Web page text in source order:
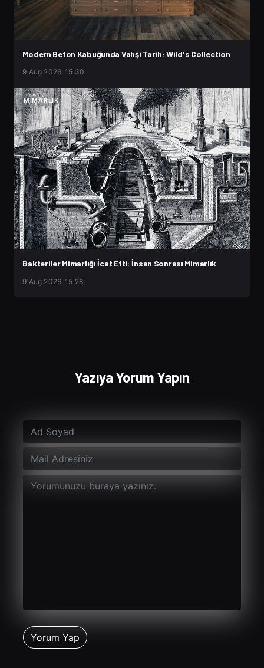
Modern Beton Kabuğunda Vahşi Tarih: Wild's Collection
9 Aug 2026, 15:30
MIMARLIK
Bakteriler Mimarlığı İcat Etti: İnsan Sonrası Mimarlık
9 Aug 2026, 15:28
Yazıya Yorum Yapın